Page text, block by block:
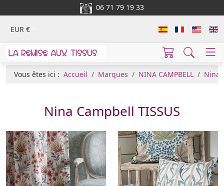
06 71 79 19 33
EUR €
Vous êtes ici : Accueil Marques NINA CAMPBELL Nina
Nina Campbell TISSUS